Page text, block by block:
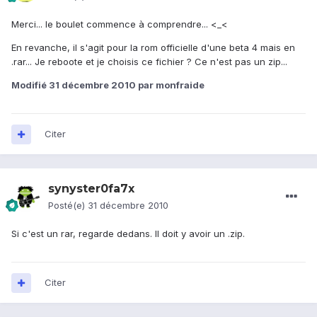
Merci... le boulet commence à comprendre... <_<
En revanche, il s'agit pour la rom officielle d'une beta 4 mais en
.rar... Je reboote et je choisis ce fichier ? Ce n'est pas un zip...
Modifié 31 décembre 2010 par monfraide
Citer
synyster0fa7x
Posté(e) 31 décembre 2010
Si c'est un rar, regarde dedans. Il doit y avoir un .zip.
Citer